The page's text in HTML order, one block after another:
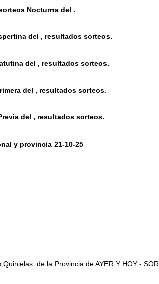
Nocturna del .
del , resultados sorteos.
del , resultados sorteos.
del , resultados sorteos.
del , resultados sorteos.
y provincia 21-10-25
Quinielas: de la Provincia de AYER Y HOY -